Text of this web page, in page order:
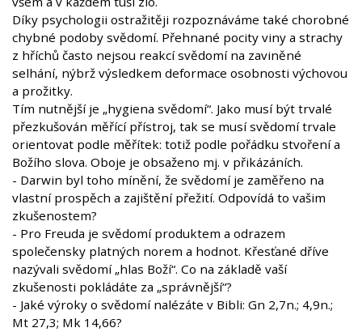
Díky psychologii ostražitěji rozpoznáváme také chorobné
chybné podoby svědomí. Přehnané pocity viny a strachy
z hříchů často nejsou reakcí svědomí na zaviněné
selhání, nýbrž výsledkem deformace osobnosti výchovou
a prožitky.
Tím nutnější je „hygiena svědomí“. Jako musí být trvalé
přezkušován měřící přístroj, tak se musí svědomí trvale
orientovat podle měřítek: totiž podle pořádku stvoření a
Božího slova. Oboje je obsaženo mj. v přikázáních.
- Darwin byl toho mínění, že svědomí je zaměřeno na
vlastní prospěch a zajištění přežití. Odpovídá to vašim
zkušenostem?
- Pro Freuda je svědomí produktem a odrazem
společensky platných norem a hodnot. Křesťané dříve
nazývali svědomí „hlas Boží“. Co na základě vaší
zkušenosti pokládáte za „správnější“?
- Jaké výroky o svědomí nalézáte v Bibli: Gn 2,7n.; 4,9n.;
Mt 27,3; Mk 14,66?